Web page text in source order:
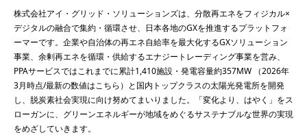
株式会社アイ・グリッド・ソリューションズは、分散再エネをフィジカル×
デジタルの融合で集約・循環させ、日本各地のGXを推進するプラットフォ
ーマーです。企業や自治体の再エネ自給率を最大化するGXソリューション
事業、余剰再エネを循環・供給するエナジートレーディング事業を営み、
PPAサービスではこれまでに累計1,410施設・発電容量約357MW （2026年
3月時点/最新の数値はこちら ）と国内トップクラスの太陽光発電所を開発
し、脱炭素社会実現に向け努めてまいりました。「変化より、はやく」をス
ローガンに、グリーンエネルギーが地域をめぐるサステナブルな世界の実現
をめざしていきます。